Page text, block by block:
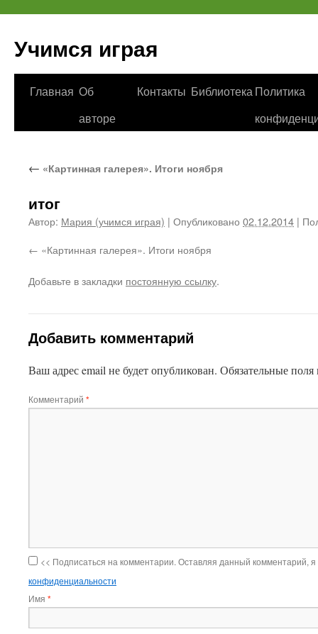
Учимся играя
Перейти
Главная Об
авторе
Контакты Библиотека Политика
← «Картинная галерея». Итоги ноября
итог
Автор: Мария (учимся играя) | Опубликовано 02.12.2014 |
«Картинная галерея». Итоги ноября
Добавьте в закладки постоянную ссылку.
Добавить комментарий
Ваш адрес email не будет опубликован. Обязательные
Комментарий *
<< Подписаться на комментарии. Оставляя данный комментарий,
конфиденциальности
Имя *